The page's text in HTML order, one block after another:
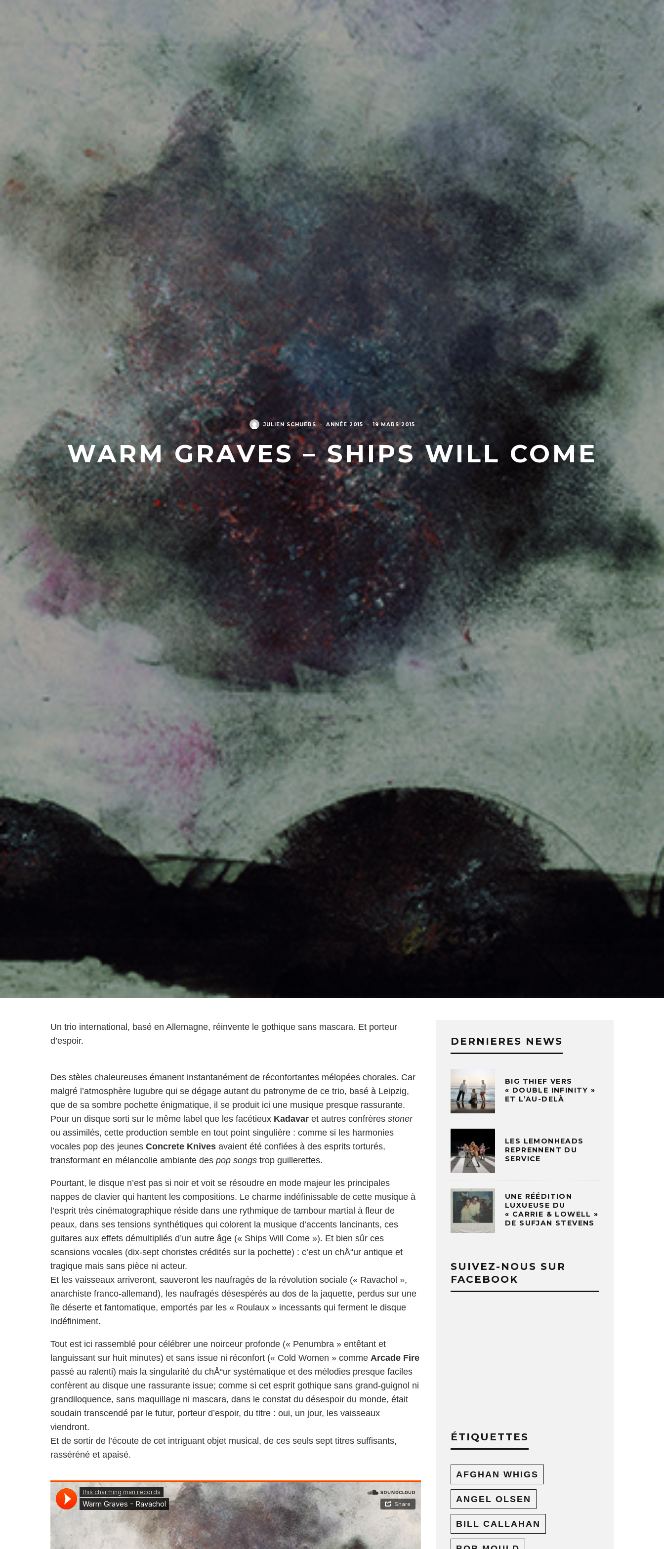
JULIEN SCHUERS · ANNÉE 2015 · 19 MARS 2015
WARM GRAVES – SHIPS WILL COME
Un trio international, basé en Allemagne, réinvente le gothique sans mascara. Et porteur
d’espoir.
Des stèles chaleureuses émanent instantanément de réconfortantes mélopées chorales. Car
malgré l’atmosphère lugubre qui se dégage autant du patronyme de ce trio, basé à Leipzig,
que de sa sombre pochette énigmatique, il se produit ici une musique presque rassurante.
Pour un disque sorti sur le même label que les facétieux Kadavar et autres confrères stoner
ou assimilés, cette production semble en tout point singulière : comme si les harmonies
vocales pop des jeunes Concrete Knives avaient été confiées à des esprits torturés,
transformant en mélancolie ambiante des pop songs trop guillerettes.
Pourtant, le disque n’est pas si noir et voit se résoudre en mode majeur les principales
nappes de clavier qui hantent les compositions. Le charme indéfinissable de cette musique à
l’esprit très cinématographique réside dans une rythmique de tambour martial à fleur de
peaux, dans ses tensions synthétiques qui colorent la musique d’accents lancinants, ces
guitares aux effets démultipliés d’un autre âge (« Ships Will Come »). Et bien sûr ces
scansions vocales (dix-sept choristes crédités sur la pochette) : c’est un chÅ“ur antique et
tragique mais sans pièce ni acteur.
Et les vaisseaux arriveront, sauveront les naufragés de la révolution sociale (« Ravachol »,
anarchiste franco-allemand), les naufragés désespérés au dos de la jaquette, perdus sur une
île déserte et fantomatique, emportés par les « Roulaux » incessants qui ferment le disque
indéfiniment.
Tout est ici rassemblé pour célébrer une noirceur profonde (« Penumbra » entêtant et
languissant sur huit minutes) et sans issue ni réconfort (« Cold Women » comme Arcade Fire
passé au ralenti) mais la singularité du chÅ“ur systématique et des mélodies presque faciles
confèrent au disque une rassurante issue; comme si cet esprit gothique sans grand-guignol ni
grandiloquence, sans maquillage ni mascara, dans le constat du désespoir du monde, était
soudain transcendé par le futur, porteur d’espoir, du titre : oui, un jour, les vaisseaux
viendront.
Et de sortir de l’écoute de cet intriguant objet musical, de ces seuls sept titres suffisants,
rasséréné et apaisé.
DERNIERES NEWS
BIG THIEF VERS
« DOUBLE INFINITY »
ET L’AU-DELÀ
LES LEMONHEADS
REPRENNENT DU
SERVICE
UNE RÉÉDITION
LUXUEUSE DU
« CARRIE & LOWELL »
DE SUFJAN STEVENS
SUIVEZ-NOUS SUR
FACEBOOK
ÉTIQUETTES
AFGHAN WHIGS
ANGEL OLSEN
BILL CALLAHAN